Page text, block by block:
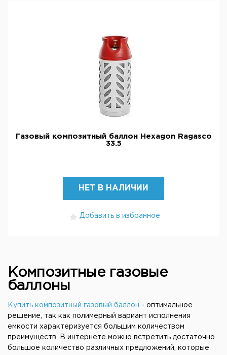
Газовый композитный баллон Hexagon Ragasco
33.5
НЕТ В НАЛИЧИИ
Добавить в избранное
Композитные газовые
баллоны
Купить композитный газовый баллон - оптимальное
решение, так как полимерный вариант исполнения
емкости характеризуется большим количеством
преимуществ. В интернете можно встретить достаточно
большое количество различных предложений, которые